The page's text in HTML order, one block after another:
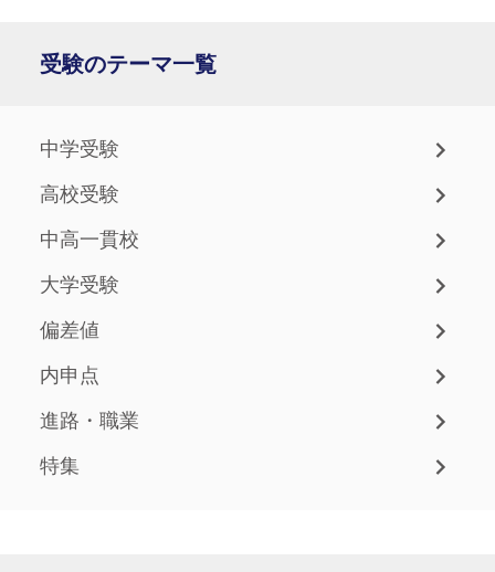
受験のテーマ一覧
中学受験
高校受験
中高一貫校
大学受験
偏差値
内申点
進路・職業
特集